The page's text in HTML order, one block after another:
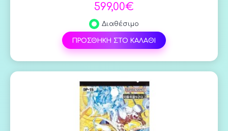
599,00€
Διαθέσιμο
ΠΡΟΣΘΗΚΗ ΣΤΟ ΚΑΛΑΘΙ